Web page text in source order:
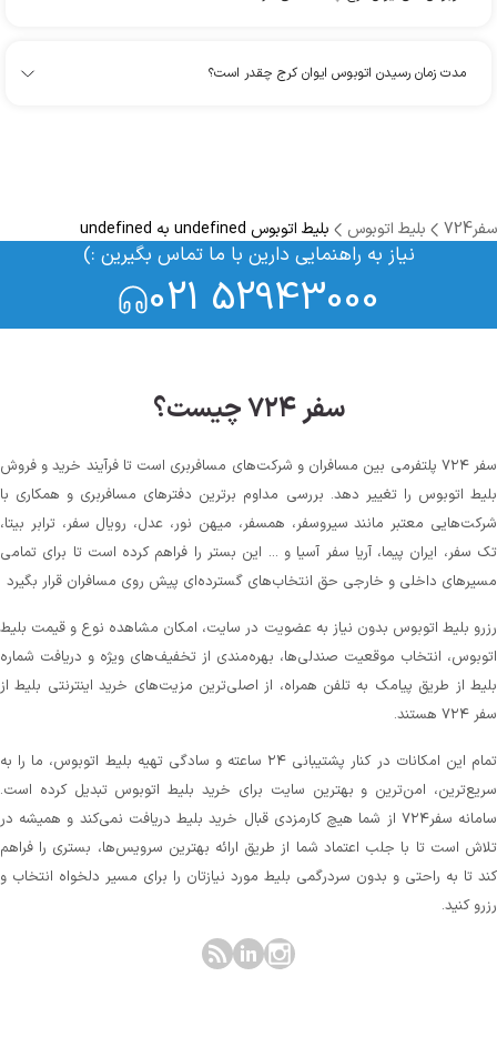
مدت زمان رسیدن اتوبوس ایوان کرج چقدر است؟
سفر724 بلیط اتوبوس بلیط اتوبوس undefined به undefined
نیاز به راهنمایی دارین با ما تماس بگیرین :)
021 52943000
سفر ۷۲۴ چیست؟
سفر ۷۲۴ پلتفرمی بین مسافران و شرکت‌های مسافربری است تا فرآیند خرید و فروش
بلیط اتوبوس را تغییر دهد. بررسی مداوم برترین دفترهای مسافربری و همکاری با
شرکت‌هایی معتبر مانند سیروسفر، همسفر، میهن‌ نور، عدل، رویال سفر، ترابر بیتا،
تک سفر، ایران پیما، آریا سفر آسیا و ... این بستر را فراهم کرده است تا برای تمامی
مسیرهای داخلی و خارجی حق انتخاب‌های گسترده‌ای پیش روی مسافران قرار بگیرد
رزرو بلیط اتوبوس بدون نیاز به عضویت در سایت، امکان مشاهده نوع و قیمت بلیط
اتوبوس، انتخاب موقعیت صندلی‌ها، بهره‌مندی از تخفیف‌های ویژه و دریافت شماره‌
بلیط از طریق پیامک به تلفن همراه، از اصلی‌ترین مزیت‌های خرید اینترنتی بلیط از
سفر ۷۲۴ هستند.
تمام این امکانات در کنار پشتیبانی‌ ۲۴ ساعته و سادگی تهیه بلیط اتوبوس، ما را به
سریع‌ترین، امن‌ترین و بهترین سایت برای خرید بلیط اتوبوس تبدیل کرده است.
سامانه سفر۷۲۴ از شما هیچ کارمزدی قبال خرید بلیط دریافت نمی‌کند و همیشه در
تلاش است تا با جلب اعتماد شما از طریق ارائه بهترین سرویس‌ها، بستری را فراهم
کند تا به راحتی و بدون سردرگمی بلیط مورد نیازتان را برای مسیر دلخواه انتخاب و
رزرو کنید.